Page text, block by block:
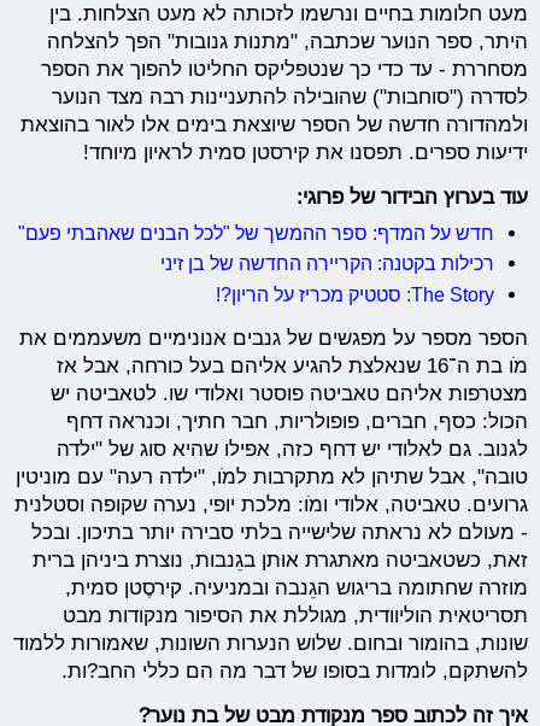
מעט חלומות בחיים ונרשמו לזכותה לא מעט הצלחות. בין
היתר, ספר הנוער שכתבה, "מתנות גנובות" הפך להצלחה
מסחררת - עד כדי כך שנטפליקס החליטו להפוך את הספר
לסדרה ("סוחבות") שהובילה להתעניינות רבה מצד הנוער
ולמהדורה חדשה של הספר שיוצאת בימים אלו לאור בהוצאת
ידיעות ספרים. תפסנו את קירסטן סמית לראיון מיוחד!
עוד בערוץ הבידור של פרוגי:
חדש על המדף: ספר ההמשך של "לכל הבנים שאהבתי פעם"
רכילות בקטנה: הקריירה החדשה של בן זיני
The Story: סטטיק מכריז על הריון?!
הספר מספר על מפגשים של גנבים אנונימיים משעממים את
מֹו בת ה־16 שנאלצת להגיע אליהם בעל כורחה, אבל אז
מצטרפות אליהם טאביטה פוסטר ואלודי שו. לטאביטה יש
הכול: כסף, חברים, פופולריות, חבר חתיך, וכנראה דחף
לגנוב. גם לאלודי יש דחף כזה, אפילו שהיא סוג של "ילדה
טובה", אבל שתיהן לא מתקרבות למֹו, "ילדה רעה" עם מוניטין
גרועים. טאביטה, אלודי ומֹו: מלכת יופי, נערה שקופה וסטלנית
- מעולם לא נראתה שלישייה בלתי סבירה יותר בתיכון. ובכל
זאת, כשטאביטה מאתגרת אותן בגֵנבות, נוצרת ביניהן ברית
מוזרה שחתומה בריגוש הגֵנבה ובמניעיה. קירסֶטן סמית,
תסריטאית הוליוודית, מגוללת את הסיפור מנקודות מבט
שונות, בהומור ובחום. שלוש הנערות השונות, שאמורות ללמוד
להשתקם, לומדות בסופו של דבר מה הם כללי החב?ות.
איך זה לכתוב ספר מנקודת מבט של בת נוער?